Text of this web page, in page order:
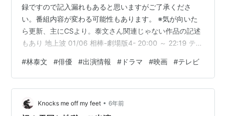
録ですので記入漏れもあると思いますがご了承くださ
い。番組内容が変わる可能性もあります。 ※気が向いた
ら更新、主にCSより。泰文さん関連じゃない作品の記述
もあり 地上波 01/06 相棒-劇場版4- 20:00 ～ 22:19 テレ
森の１００日間～ 00:12～00:52 テレビ東京 （何話に出
るかは不明） 01/17～ 日曜劇場 天国と地獄～サイコな2
人～ 21:00～ TBS （たぶんレギュラー ですよね…？）
CS＆BS 01/05 熱血刑事・吉永誠一 絵が殺した 11:00～
#林泰文 #俳優 #出演情報 # ドラマ #映画 #テレビ
Knocks me off my feet • 6年前